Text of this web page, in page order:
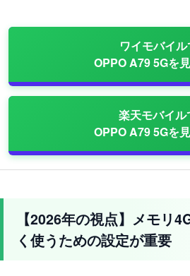
ワイモバイル
OPPO A79 5Gを
楽天モバイル
OPPO A79 5Gを
【2026年の視点】メモリ
く使うための設定が重要